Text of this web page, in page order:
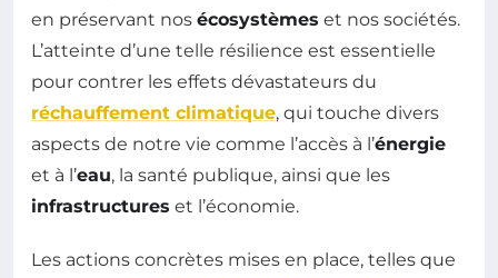
en préservant nos écosystèmes et nos sociétés.
L’atteinte d’une telle résilience est essentielle
pour contrer les effets dévastateurs du
réchauffement climatique, qui touche divers
aspects de notre vie comme l’accès à l’énergie
et à l’eau, la santé publique, ainsi que les
infrastructures et l’économie.
Les actions concrètes mises en place, telles que